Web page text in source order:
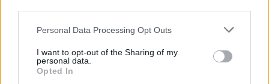
Please note that this website/app uses one or more Google
not limited to your visit or usage behaviour. You may click to
grant or deny consent to Google and its third-party tags to
use your data for below specified purposes in below Google
Personal Data Processing Opt Outs
I want to opt-out of the Sharing of my
personal data.
Opted In
«Από τον αέρα, είδα μια γέφυρα που διαλύθηκε.
έχει ενωθεί. Θέλω να ευχαριστήσω τους πρώτους
που ανταποκρίθηκαν, τους λιμενικούς και τους